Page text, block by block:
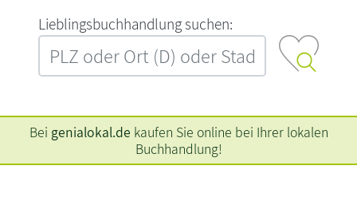
L‍i‍e‍b‍l‍i‍n‍g‍s‍b‍u‍c‍h‍h‍a‍n‍d‍l‍u‍n‍g‍ ‍s‍u‍c‍h‍e‍n‍:‍
Bei genialokal.de kaufen Sie online bei Ihrer lokalen
Buchhandlung!